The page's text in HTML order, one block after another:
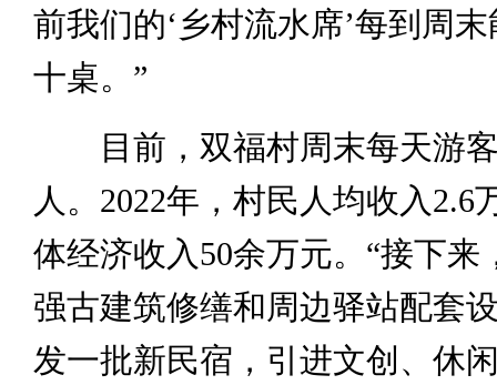
前我们的‘乡村流水席’每到周
十桌。”
目前，双福村周末每天游客
人。2022年，村民人均收入2.6
体经济收入50余万元。“接下来
强古建筑修缮和周边驿站配套
发一批新民宿，引进文创、休